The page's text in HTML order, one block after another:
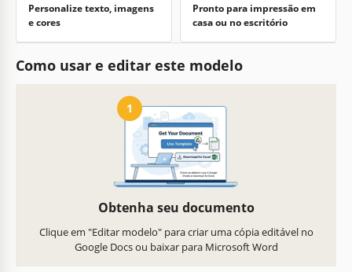
Personalize texto, imagens
e cores
Pronto para impressão em
casa ou no escritório
Como usar e editar este modelo
1
Obtenha seu documento
Clique em "Editar modelo" para criar uma cópia editável no
Google Docs ou baixar para Microsoft Word